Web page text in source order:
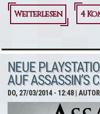
Weiterlesen
über
Creed 4:
Black
-
Edition
4
NEUE
AUF ASSASSIN’S
DO, 27/03/2014 - 12:48|